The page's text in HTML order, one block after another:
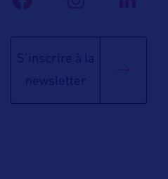
S'inscrire à la
newsletter